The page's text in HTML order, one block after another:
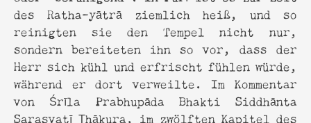
des Ratha-yātrā ziemlich heiß, und so
reinigten sie den Tempel nicht nur,
sondern bereiteten ihn so vor, dass der
Herr sich kühl und erfrischt fühlen würde,
während er dort verweilte. Im Kommentar
von Śrīla Prabhupāda Bhakti Siddhānta
Sarasvatī Ṭhākura, im zwölften Kapitel des